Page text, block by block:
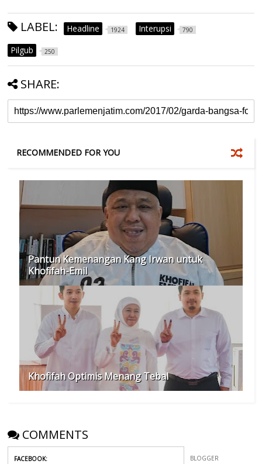
LABEL: Headline 1924 Interupsi 790
Pilgub 250
SHARE:
RECOMMENDED FOR YOU
Pantun Kemenangan Kang Irwan untuk
Khofifah-Emil
Khofifah Optimis Menang Tebal
COMMENTS
FACEBOOK: BLOGGER